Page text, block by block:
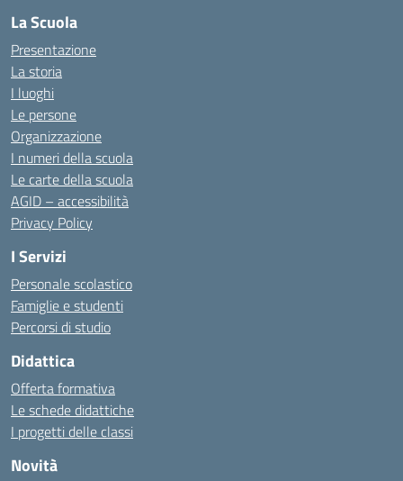
La Scuola
Presentazione
La storia
I luoghi
Le persone
Organizzazione
I numeri della scuola
Le carte della scuola
AGID – accessibilità
Privacy Policy
I Servizi
Personale scolastico
Famiglie e studenti
Percorsi di studio
Didattica
Offerta formativa
Le schede didattiche
I progetti delle classi
Novità